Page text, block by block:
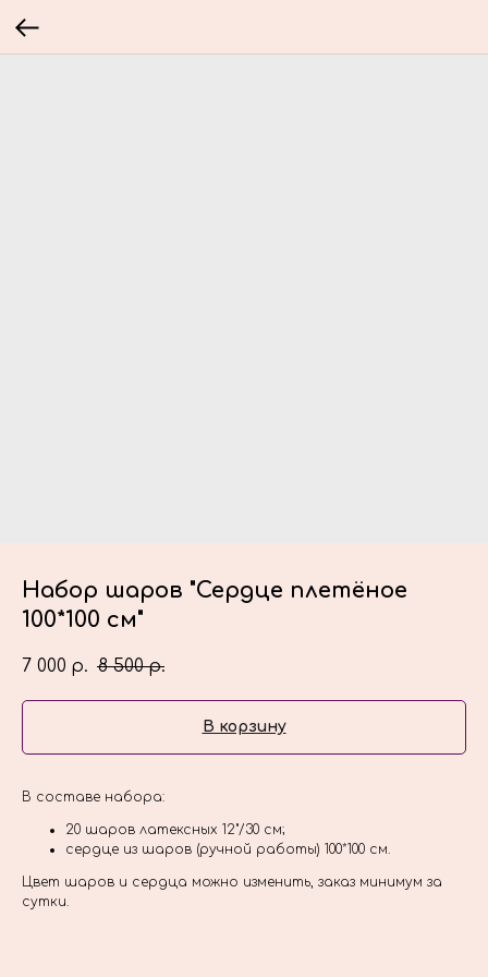
Набор шаров "Сердце плетёное
100*100 см"
7 000 р. 8 500 р.
В корзину
В составе набора:
20 шаров латексных 12"/30 см;
сердце из шаров (ручной работы) 100*100 см.
Цвет шаров и сердца можно изменить, заказ минимум за
сутки.